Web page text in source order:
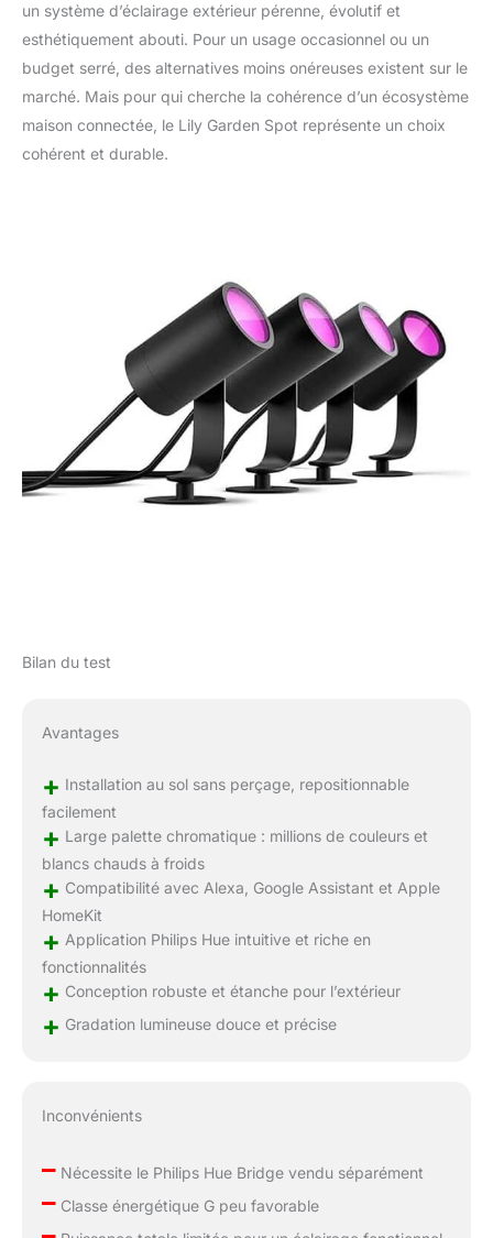
un système d’éclairage extérieur pérenne, évolutif et
esthétiquement abouti. Pour un usage occasionnel ou un
budget serré, des alternatives moins onéreuses existent sur le
marché. Mais pour qui cherche la cohérence d’un écosystème
maison connectée, le Lily Garden Spot représente un choix
cohérent et durable.
Bilan du test
Avantages
+ Installation au sol sans perçage, repositionnable
facilement
+ Large palette chromatique : millions de couleurs et
blancs chauds à froids
+ Compatibilité avec Alexa, Google Assistant et Apple
HomeKit
+ Application Philips Hue intuitive et riche en
fonctionnalités
+ Conception robuste et étanche pour l’extérieur
+ Gradation lumineuse douce et précise
Inconvénients
–Nécessite le Philips Hue Bridge vendu séparément
–Classe énergétique G peu favorable